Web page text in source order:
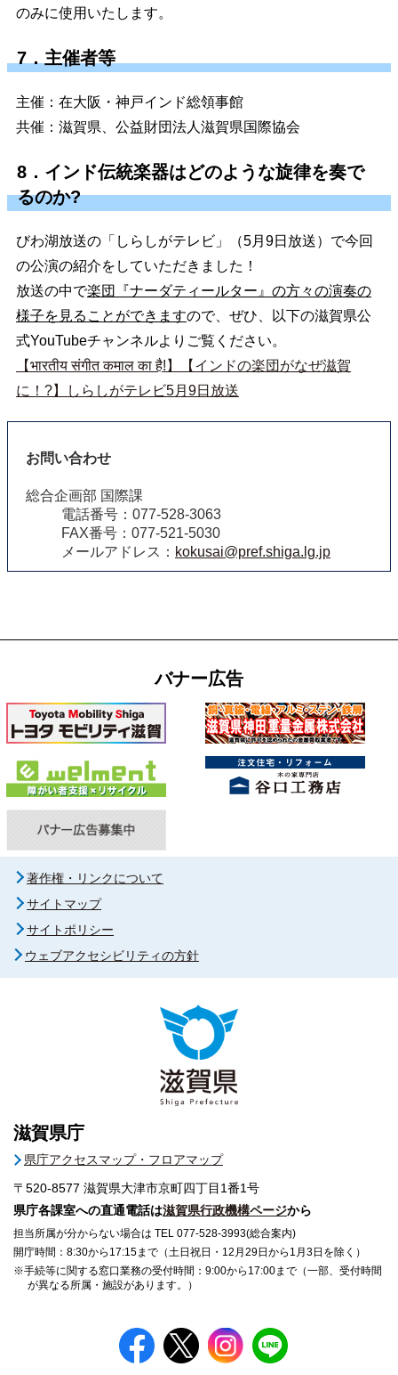
のみに使用いたします。
7．主催者等
主催：在大阪・神戸インド総領事館
共催：滋賀県、公益財団法人滋賀県国際協会
8．インド伝統楽器はどのような旋律を奏で
るのか?
びわ湖放送の「しらしがテレビ」（5月9日放送）で今回
の公演の紹介をしていただきました！
放送の中で楽団『ナーダティールター』の方々の演奏の
様子を見ることができますので、ぜひ、以下の滋賀県公
式YouTubeチャンネルよりご覧ください。
【भारतीय संगीत कमाल का है!】【インドの楽団がなぜ滋賀
に！?】しらしがテレビ5月9日放送
お問い合わせ
総合企画部 国際課
電話番号：077-528-3063
FAX番号：077-521-5030
メールアドレス： kokusai@pref.shiga.lg.jp
バナー広告
著作権・リンクについて
サイトマップ
サイトポリシー
ウェブアクセシビリティの方針
滋賀県庁
県庁アクセスマップ・フロアマップ
〒520-8577 滋賀県大津市京町四丁目1番1号
県庁各課室への直通電話は滋賀県行政機構ページから
担当所属が分からない場合は TEL 077-528-3993(総合案内)
開庁時間：8:30から17:15まで（土日祝日・12月29日から1月3日を除く）
※手続等に関する窓口業務の受付時間：9:00から17:00まで（一部、受付時間
が異なる所属・施設があります。）